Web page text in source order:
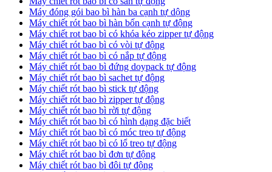
Máy đóng gói bao bì hàn ba cạnh tự dộng
Máy chiết rót bao bì hàn bốn cạnh tự động
Máy chiết rot bao bì có khóa kéo zipper tự động
Máy chiết rót bao bì có vòi tự động
Máy chiết rót bao bì có nắp tự động
Máy chiết rót bao bì đứng doypack tự động
Máy chiết rót bao bì sachet tự động
Máy chiết rót bao bì stick tự động
Máy chiết rót bao bì zipper tự động
Máy chiết rót bao bì rời tự động
Máy chiết rót bao bì có hình dạng đặc biết
Máy chiết rót bao bì có móc treo tự động
Máy chiết rót bao bì có lổ treo tự động
Máy chiết rót bao bì đơn tự động
Máy chiết rót bao bì đôi tự động